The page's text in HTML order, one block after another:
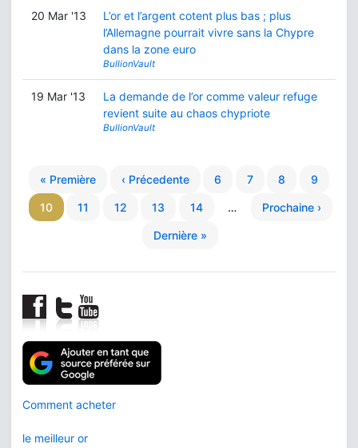
20 Mar '13
L’or et l’argent cotent plus bas ; plus
l’Allemagne pourrait vivre sans la Chypre
dans la zone euro
BullionVault
19 Mar '13
La demande de l’or comme valeur refuge
revient suite au chaos chypriote
BullionVault
« Première ‹ Précedente 6 7 8 9
10 11 12 13 14 … Prochaine ›
Dernière »
Comment acheter
le meilleur or